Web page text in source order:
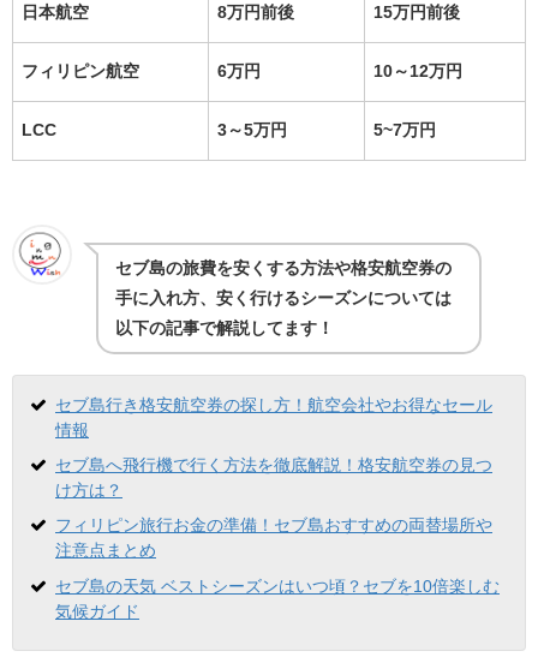
日本航空 8万円前後 15万円前後
フィリピン航空 6万円 10～12万円
LCC 3～5万円 5~7万円
セブ島の旅費を安くする方法や格安航空券の
手に入れ方、安く行けるシーズンについては
以下の記事で解説してます！
セブ島行き格安航空券の探し方！航空会社やお得なセール
情報
セブ島へ飛行機で行く方法を徹底解説！格安航空券の見つ
け方は？
フィリピン旅行お金の準備！セブ島おすすめの両替場所や
注意点まとめ
セブ島の天気 ベストシーズンはいつ頃？セブを10倍楽しむ
気候ガイド